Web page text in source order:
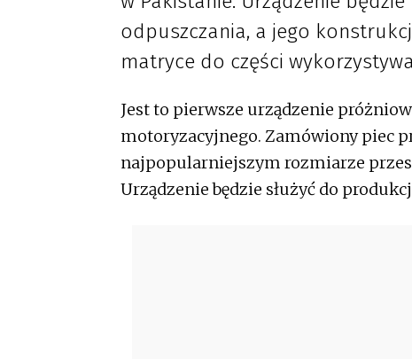
odpuszczania, a jego
matryce do części
Jest to pierwsze urządzenie
motoryzacyjnego. Zamówiony piec
najpopularniejszym rozmiarze
Urządzenie będzie służyć do